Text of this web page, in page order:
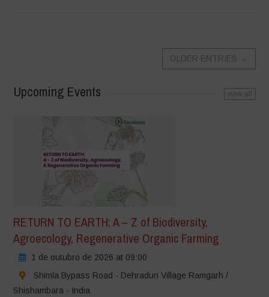
OLDER ENTRIES →
Upcoming Events view all
RETURN TO EARTH: A – Z of Biodiversity,
Agroecology, Regenerative Organic Farming
1 de outubro de 2026 at 09:00
Shimla Bypass Road - Dehradun Village Ramgarh /
Shishambara - India